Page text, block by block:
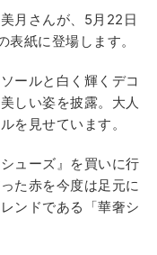
月さんが、5月22日
表紙に登場します。
ールと白く輝くデコ
しい姿を披露。大人
を見せています。
ューズ』を買いに行
た赤を今度は足元に
ンドである「華奢シ